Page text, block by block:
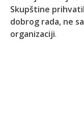
Skupštine
dobrog rada, ne
organizaciji.